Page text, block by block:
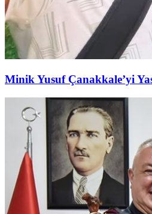
Minik Yusuf Çanakkale’yi